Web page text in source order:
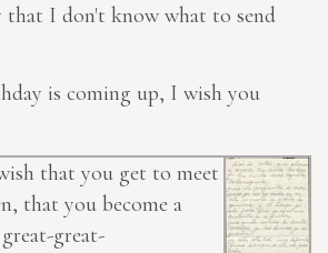
that I don't know what to send
is coming up, I wish you
that you get to meet
that you become a
great-great-